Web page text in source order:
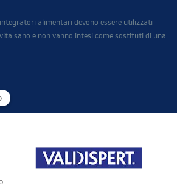
integratori alimentari devono essere utilizzati
sano e non vanno intesi come sostituti di una
DEL PRODOTTO GIUSTO PER TE